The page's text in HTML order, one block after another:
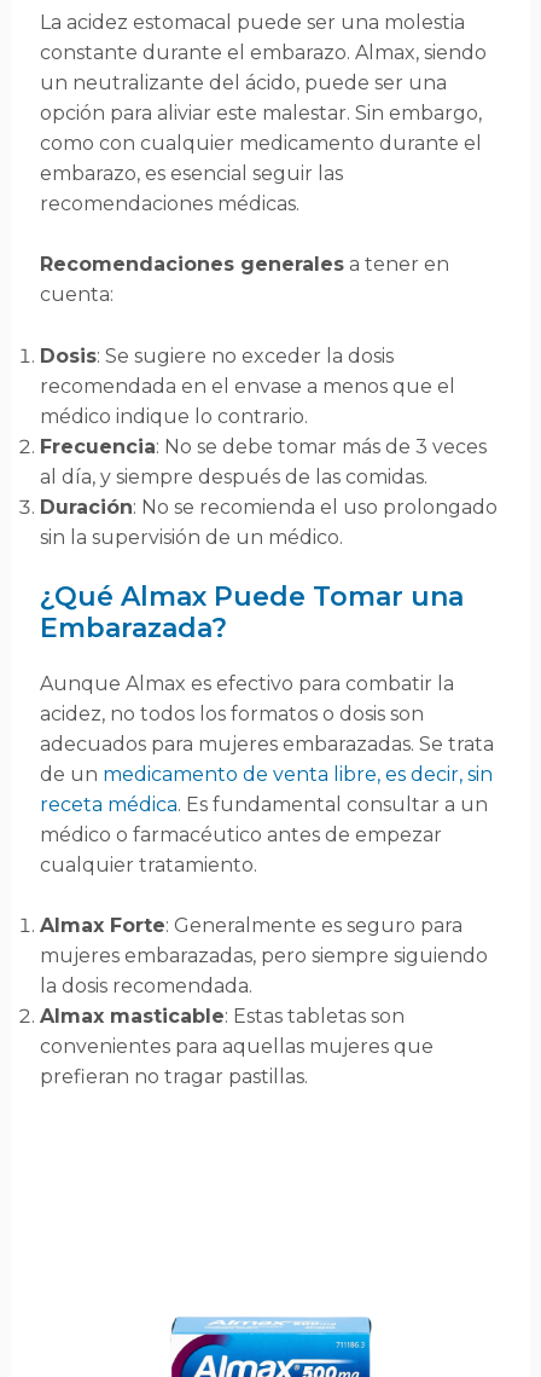
La acidez estomacal puede ser una molestia
constante durante el embarazo. Almax, siendo
un neutralizante del ácido, puede ser una
opción para aliviar este malestar. Sin embargo,
como con cualquier medicamento durante el
embarazo, es esencial seguir las
recomendaciones médicas.
Recomendaciones generalesa tener en
cuenta:
Dosis: Se sugiere no exceder la dosis
recomendada en el envase a menos que el
médico indique lo contrario.
Frecuencia: No se debe tomar más de 3 veces
al día, y siempre después de las comidas.
Duración: No se recomienda el uso prolongado
sin la supervisión de un médico.
¿Qué Almax Puede Tomar una
Embarazada?
Aunque Almax es efectivo para combatir la
acidez, no todos los formatos o dosis son
adecuados para mujeres embarazadas. Se trata
de un medicamento de venta libre, es decir, sin
receta médica. Es fundamental consultar a un
médico o farmacéutico antes de empezar
cualquier tratamiento.
Almax Forte: Generalmente es seguro para
mujeres embarazadas, pero siempre siguiendo
la dosis recomendada.
Almax masticable: Estas tabletas son
convenientes para aquellas mujeres que
prefieran no tragar pastillas.